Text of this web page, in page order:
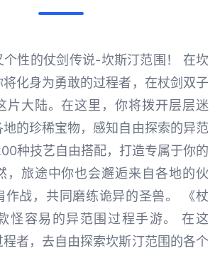
个性的仗剑传说-坎斯汀范围！ 在坎
化身为勇敢的过程者，在杖剑双子
片大陆。在这里，你将拨开层层迷
的珍稀宝物，感知自由探索的异范
种技艺自由搭配，打造专属于你的
，旅途中你也会邂逅来自各地的伙
作战，共同磨练诡异的圣兽。 《杖
怪容易的异范围过程手游。 在这
者，去自由探索坎斯汀范围的各个